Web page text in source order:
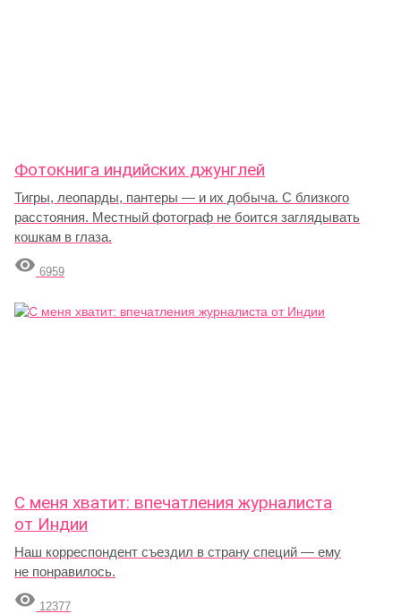
Фотокнига индийских джунглей
Тигры, леопарды, пантеры — и их добыча. С близкого
расстояния. Местный фотограф не боится заглядывать
кошкам в глаза.
 6959
С меня хватит: впечатления журналиста
от Индии
Наш корреспондент съездил в страну специй — ему
не понравилось.
 12377